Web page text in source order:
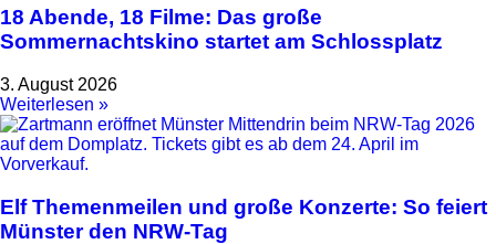
18 Abende, 18 Filme: Das große
Sommernachtskino startet am Schlossplatz
3. August 2026
Weiterlesen »
Elf Themenmeilen und große Konzerte: So feiert
Münster den NRW-Tag